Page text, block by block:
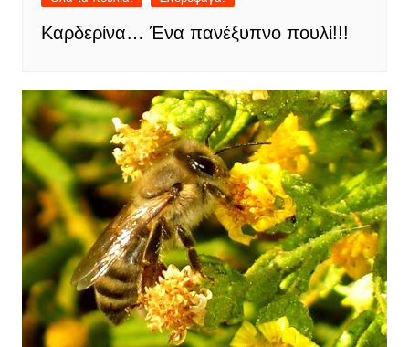
Καρδερίνα… Ένα πανέξυπνο πουλί!!!